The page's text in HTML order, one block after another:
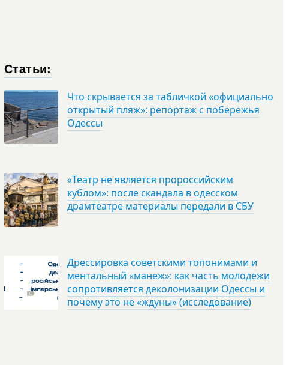
Статьи:
Что скрывается за табличкой «официально
открытый пляж»: репортаж с побережья
Одессы
«Театр не является пророссийским
кублом»: после скандала в одесском
драмтеатре материалы передали в СБУ
Дрессировка советскими топонимами и
ментальный «манеж»: как часть молодежи
сопротивляется деколонизации Одессы и
почему это не «ждуны» (исследование)